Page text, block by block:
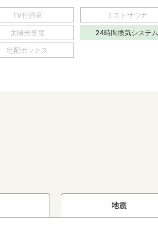
TV付浴室 ミストサウナ
太陽光発電 24時間換気システム
宅配ボックス
地震